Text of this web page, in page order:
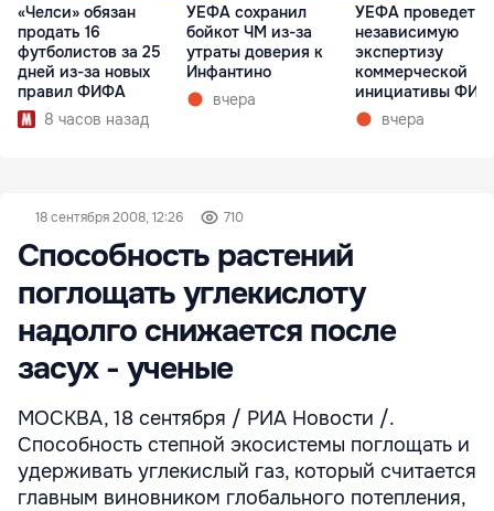
«Челси» обязан
продать 16
футболистов за 25
дней из-за новых
правил ФИФА
8 часов назад
УЕФА сохранил
бойкот ЧМ из-за
утраты доверия к
Инфантино
вчера
УЕФА проведет
независимую
экспертизу
коммерческой
инициативы
вчера
18 сентября 2008, 12:26 710
Способность растений
поглощать углекислоту
надолго снижается после
засух - ученые
МОСКВА, 18 сентября / РИА Новости /.
Способность степной экосистемы поглощать и
удерживать углекислый газ, который считается
главным виновником глобального потепления,